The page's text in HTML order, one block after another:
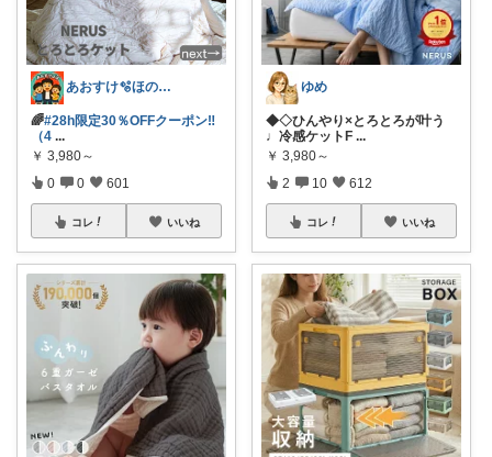
あおすけ🫧ほのぼの家族の暮らし˖ ࣪⊹
🌈#28h限定30％OFFクーポン‼︎
（4 ...
￥ 3,980～
0 0 601
コレ いいね
ゆめ
◆◇ひんやり×とろとろが叶う
♩冷感ケットF ...
￥ 3,980～
2 10 612
コレ いいね